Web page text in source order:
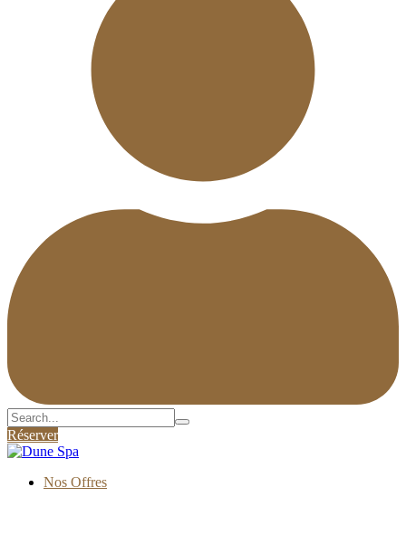
Search
for:
Réserver
Nos Offres